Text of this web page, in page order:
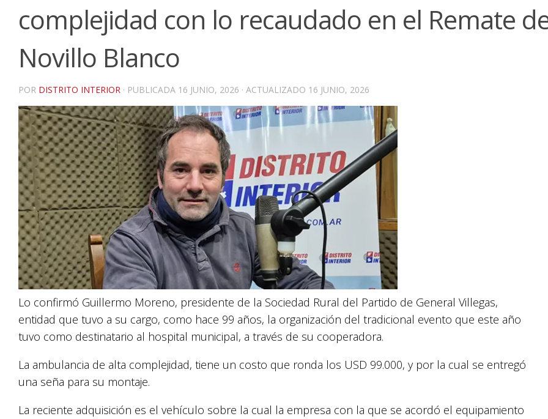
complejidad con lo recaudado en el Remate
Novillo Blanco
POR DISTRITO INTERIOR · PUBLICADA 16 JUNIO, 2026 · ACTUALIZADO 16 JUNIO, 2026
Lo confirmó Guillermo Moreno, presidente de la Sociedad Rural del Partido de General Villegas,
entidad que tuvo a su cargo, como hace 99 años, la organización del tradicional evento que este año
tuvo como destinatario al hospital municipal, a través de su cooperadora.
La ambulancia de alta complejidad, tiene un costo que ronda los USD 99.000, y por la cual se entregó
una seña para su montaje.
La reciente adquisición es el vehículo sobre la cual la empresa con la que se acordó el equipamiento